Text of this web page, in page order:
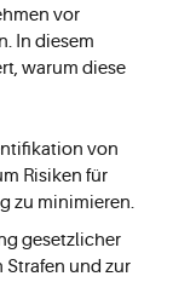
vor
In diesem
warum diese
von
Risiken für
zu minimieren.
gesetzlicher
Strafen und zur